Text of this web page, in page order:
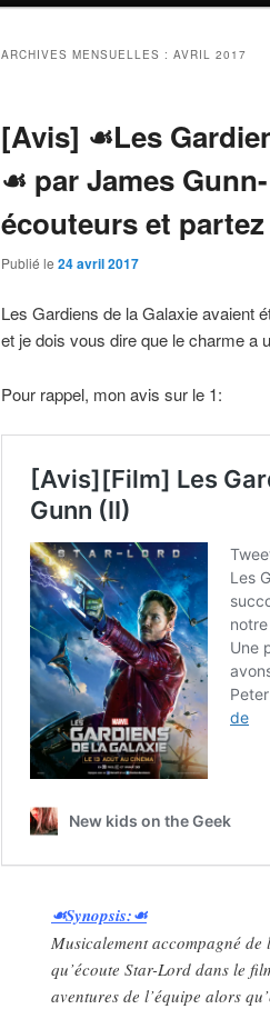
ARCHIVES MENSUELLES : AVRIL 2017
[Avis] ☙Les
☙ par James
écouteurs et
Publié le 24 avril 2017
Les Gardiens de la Galaxie avaient
et je dois vous dire que le charme a
Pour rappel, mon avis sur le 1:
☙Synopsis:☙
Musicalement accompagné
qu’écoute Star-Lord dans le
aventures de l’équipe alors